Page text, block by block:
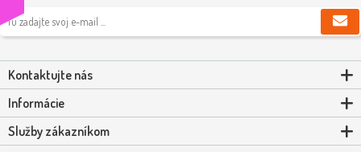
Kontaktujte nás
Informácie
Služby zákazníkom